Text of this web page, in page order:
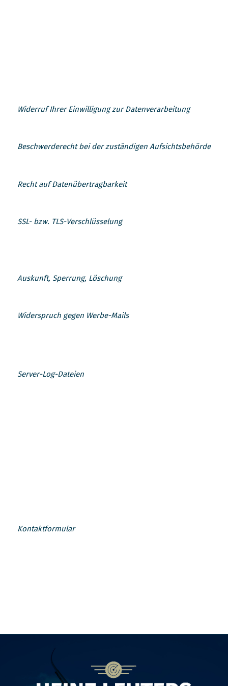
Widerruf Ihrer Einwilligung zur Datenverarbeitung
Beschwerderecht bei der zuständigen Aufsichtsbehörde
Recht auf Datenübertragbarkeit
SSL- bzw. TLS-Verschlüsselung
Auskunft, Sperrung, Löschung
Widerspruch gegen Werbe-Mails
Server-Log-Dateien
Kontaktformular